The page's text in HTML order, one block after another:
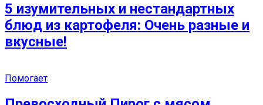
5 изумительных и нестандартных
блюд из картофеля: Очень разные и
вкусные!
Помогает